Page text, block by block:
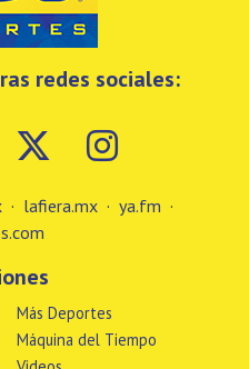
redes sociales:
· lafiera.mx · ya.fm ·
Más Deportes
Máquina del Tiempo